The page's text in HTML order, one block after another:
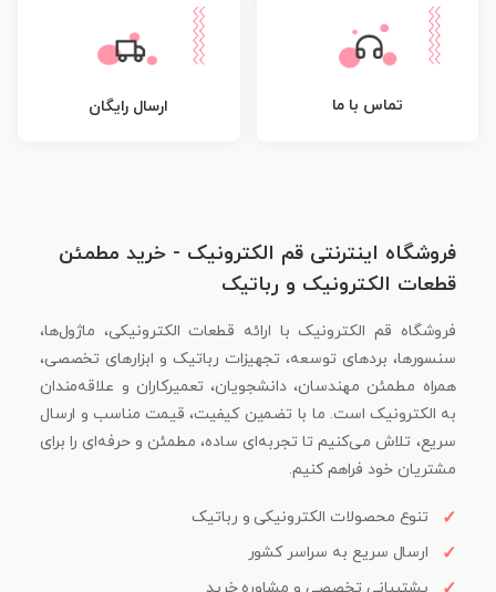
تماس با ما ارسال رایگان
فروشگاه اینترنتی قم الکترونیک - خرید مطمئن
قطعات الکترونیک و رباتیک
فروشگاه قم الکترونیک با ارائه قطعات الکترونیکی، ماژول‌ها،
سنسورها، بردهای توسعه، تجهیزات رباتیک و ابزارهای تخصصی،
همراه مطمئن مهندسان، دانشجویان، تعمیرکاران و علاقه‌مندان
به الکترونیک است. ما با تضمین کیفیت، قیمت مناسب و ارسال
سریع، تلاش می‌کنیم تا تجربه‌ای ساده، مطمئن و حرفه‌ای را برای
مشتریان خود فراهم کنیم.
تنوع محصولات الکترونیکی و رباتیک
ارسال سریع به سراسر کشور